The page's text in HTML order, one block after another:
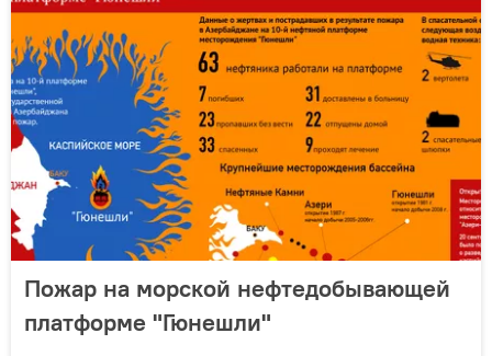
Пожар на морской нефтедобывающей
платформе "Гюнешли"